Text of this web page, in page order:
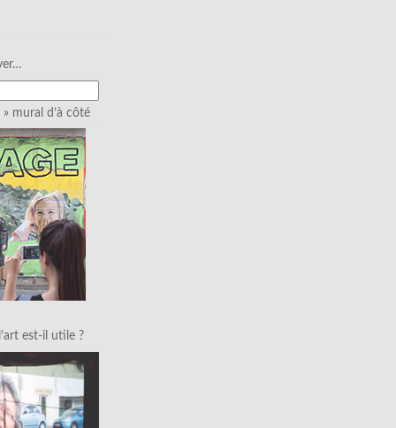
mural d’à côté
est-il utile ?